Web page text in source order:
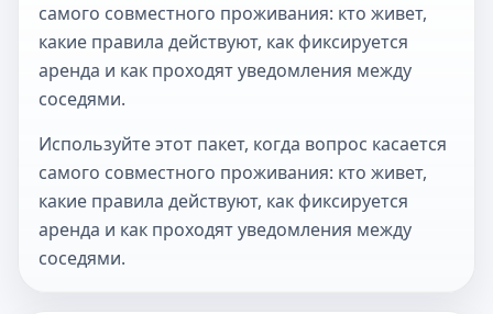
самого совместного проживания: кто живет,
какие правила действуют, как фиксируется
аренда и как проходят уведомления между
соседями.
Используйте этот пакет, когда вопрос касается
самого совместного проживания: кто живет,
какие правила действуют, как фиксируется
аренда и как проходят уведомления между
соседями.